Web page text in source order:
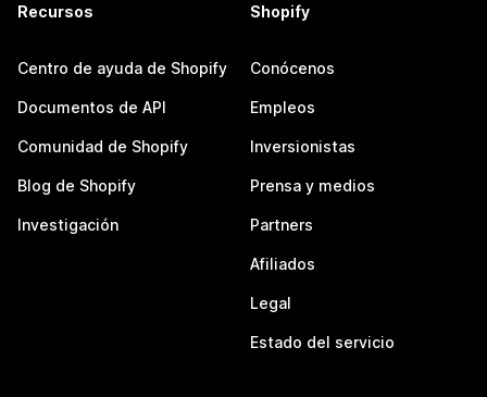
Recursos
Centro de ayuda de Shopify
Documentos de API
Comunidad de Shopify
Blog de Shopify
Investigación
Shopify
Conócenos
Empleos
Inversionistas
Prensa y medios
Partners
Afiliados
Legal
Estado del servicio